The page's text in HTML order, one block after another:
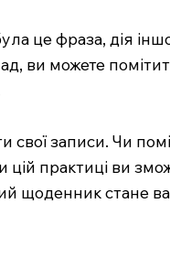
це фраза, дія
ви можете
записи. Чи
практиці ви
щоденник стане